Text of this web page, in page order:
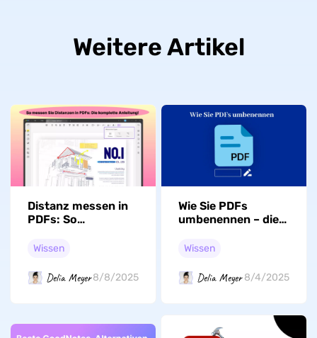
Weitere Artikel
Distanz messen in
PDFs: So
Komplettguide!
Wissen
Delia Meyer8/8/2025
Wie Sie PDFs
umbenennen – die
Wissen
Delia Meyer 8/4/2025